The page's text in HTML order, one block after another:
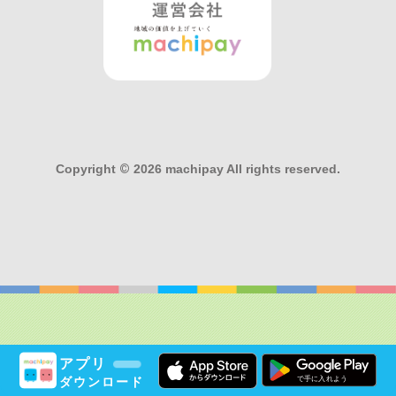
アプリ
ダウンロード
Copyright © 2026 machipay All rights reserved.